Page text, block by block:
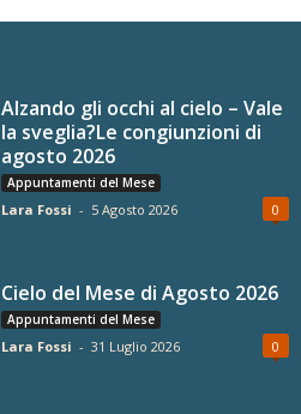
Alzando gli occhi al cielo – Vale
la sveglia?Le congiunzioni di
agosto 2026
Appuntamenti del Mese
Lara Fossi - 5 Agosto 2026 0
Cielo del Mese di Agosto 2026
Appuntamenti del Mese
Lara Fossi - 31 Luglio 2026 0